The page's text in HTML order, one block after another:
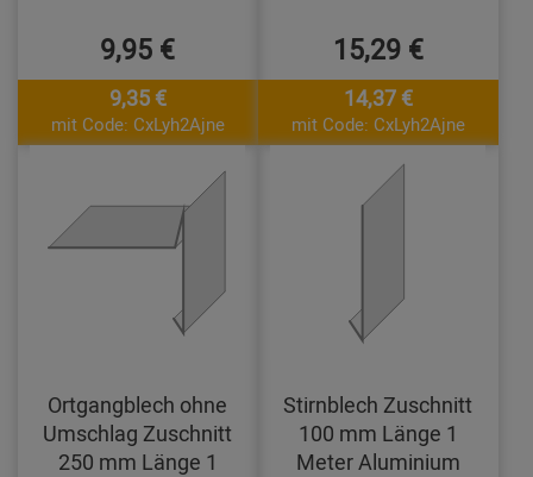
9,95 €
9,35 €
mit Code: CxLyh2Ajne
15,29 €
14,37 €
mit Code: CxLyh2Ajne
Ortgangblech ohne
Umschlag Zuschnitt
250 mm Länge 1
Stirnblech Zuschnitt
100 mm Länge 1
Meter Aluminium